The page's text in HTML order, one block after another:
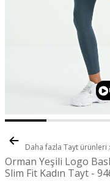
Daha fazla Tayt ürünleri
Orman Yeşili Logo
Slim Fit Kadın Tayt -